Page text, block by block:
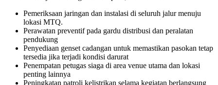
Pemeriksaan jaringan dan instalasi di seluruh jalur menuju
lokasi MTQ.
Perawatan preventif pada gardu distribusi dan peralatan
pendukung
Penyediaan genset cadangan untuk memastikan pasokan tetap
tersedia jika terjadi kondisi darurat
Penempatan petugas siaga di area venue utama dan lokasi
penting lainnya
Peningkatan patroli kelistrikan selama kegiatan berlangsung